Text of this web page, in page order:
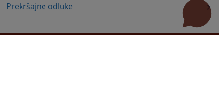
Prekršajne odluke